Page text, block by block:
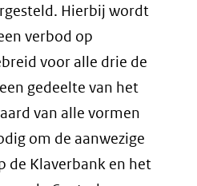
Hierbij wordt
verbod op
voor alle drie de
gedeelte van het
van alle vormen
om de aanwezige
de Klaverbank en het